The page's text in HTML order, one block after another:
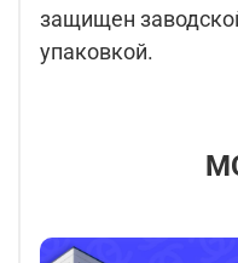
защищен
упаковкой.